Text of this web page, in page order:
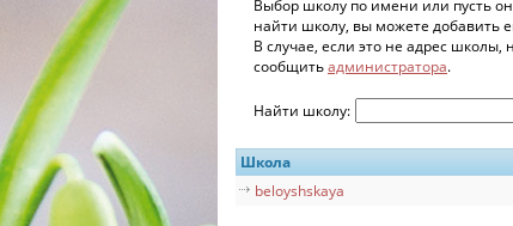
Выбор школу по имени или пусть
найти школу, вы можете добавить
В случае, если это не адрес
сообщитьадминистратора.
Найти школу:
Школа
beloyshskaya